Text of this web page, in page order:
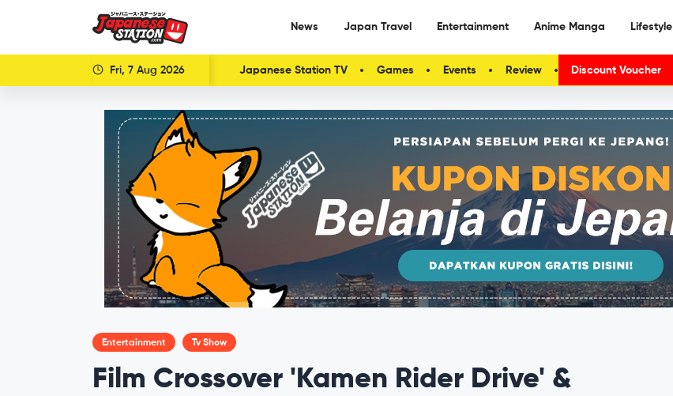
News Japan Travel Entertainment Anime Manga Lifestyle
Fri, 7 Aug 2026 Japanese Station TV Games Events Review Discount Voucher
Entertainment Tv Show
Film Crossover 'Kamen Rider Drive' &